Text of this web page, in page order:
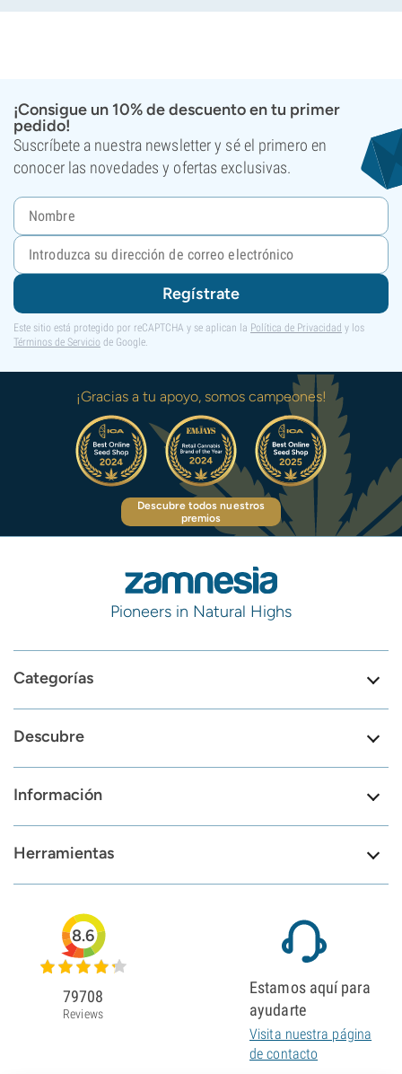
¡Consigue un 10% de descuento en tu primer
pedido!
Suscríbete a nuestra newsletter y sé el primero en
conocer las novedades y ofertas exclusivas.
Regístrate
Este sitio está protegido por reCAPTCHA y se aplican la Política de Privacidad y los
Términos de Servicio de Google.
¡Gracias a tu apoyo, somos campeones!
Descubre todos nuestros
premios
Pioneers in Natural Highs
Categorías
Descubre
Información
Herramientas
8.6
79708
Reviews
Estamos aquí para
ayudarte
Visita nuestra página
de contacto